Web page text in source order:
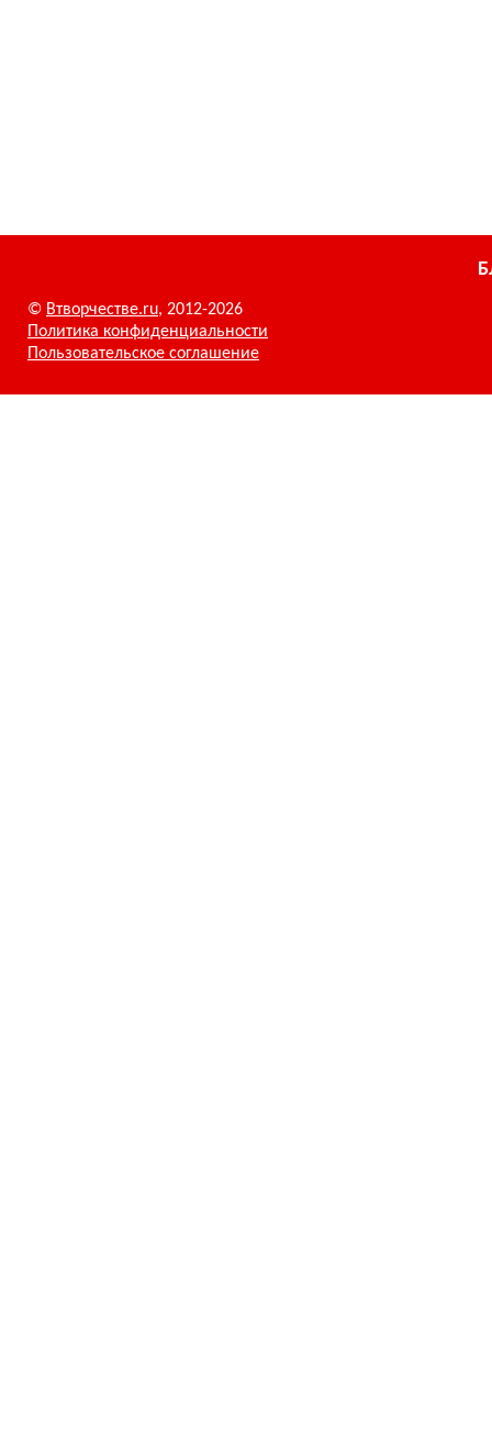
© Втворчестве.ru, 2012-2026
Политика конфиденциальности
Пользовательское соглашение